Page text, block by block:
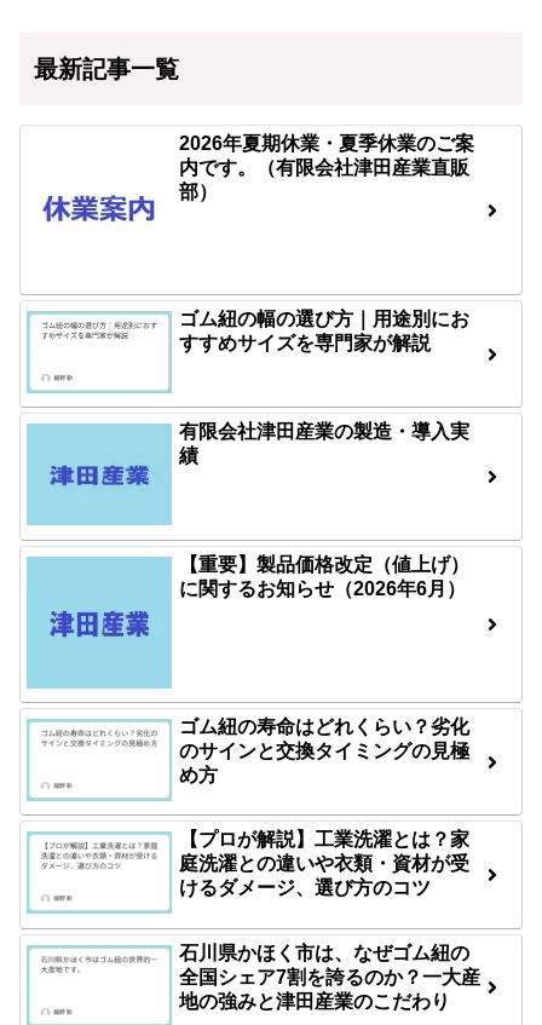
最新記事一覧
2026年夏期休業・夏季休業のご案
内です。（有限会社津田産業直販
部）
ゴム紐の幅の選び方｜用途別にお
すすめサイズを専門家が解説
有限会社津田産業の製造・導入実
績
【重要】製品価格改定（値上げ）
に関するお知らせ（2026年6月）
ゴム紐の寿命はどれくらい？劣化
のサインと交換タイミングの見極
め方
【プロが解説】工業洗濯とは？家
庭洗濯との違いや衣類・資材が受
けるダメージ、選び方のコツ
石川県かほく市は、なぜゴム紐の
全国シェア7割を誇るのか？一大産
地の強みと津田産業のこだわり